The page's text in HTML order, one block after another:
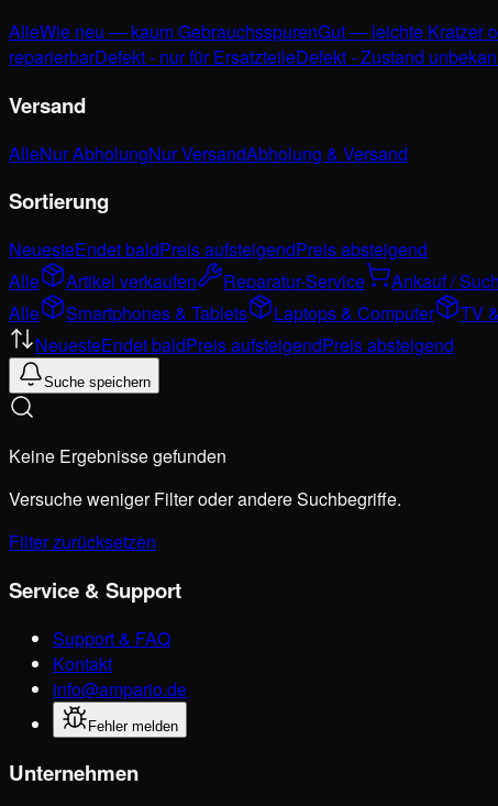
AlleWie neu — kaum GebrauchsspurenGut — leichte Kratzer
reparierbarDefekt - nur für ErsatzteileDefekt - Zustand
Versand
AlleNur AbholungNur VersandAbholung & Versand
Sortierung
NeuesteEndet baldPreis aufsteigendPreis absteigend
Alle
Artikel verkaufen Reparatur-Service Ankauf /
Alle
Smartphones & Tablets Laptops & Computer TV
NeuesteEndet baldPreis aufsteigendPreis absteigend
Suche speichern
Keine Ergebnisse gefunden
Versuche weniger Filter oder andere Suchbegriffe.
Filter zurücksetzen
Service & Support
Support & FAQ
Kontakt
info@ampario.de
Fehler melden
Unternehmen